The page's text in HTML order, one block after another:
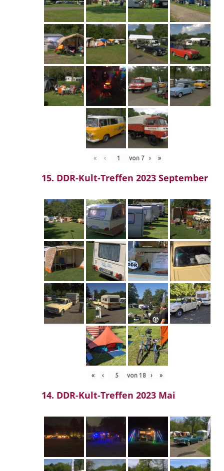
« ‹ von 7 › »
15. DDR-Kult-Treffen 2023 September
« ‹ von 18 › »
14. DDR-Kult-Treffen 2023 Mai